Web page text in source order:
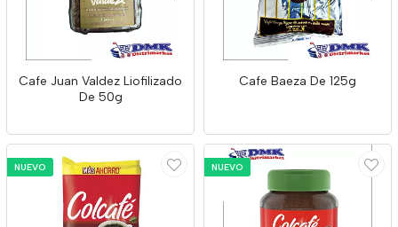
Cafe Juan Valdez Liofilizado
De 50g
Cafe Baeza De 125g
NUEVO NUEVO